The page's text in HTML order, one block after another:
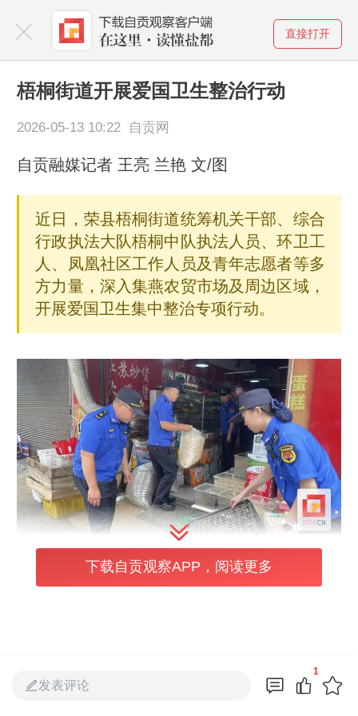
直接打开
梧桐街道开展爱国卫生整治行动
2026-05-13 10:22 自贡网
自贡融媒记者 王亮 兰艳 文/图
近日，荣县梧桐街道统筹机关干部、综合
行政执法大队梧桐中队执法人员、环卫工
人、凤凰社区工作人员及青年志愿者等多
方力量，深入集燕农贸市场及周边区域，
开展爱国卫生集中整治专项行动。
此次行动系统推进“牛皮癣”专项清理、环境卫
组织专人劝导商贩入市合规经营，彻底清除卫
下载自贡观察APP，阅读更多
发表评论
1